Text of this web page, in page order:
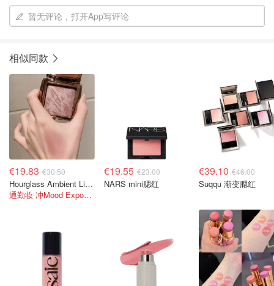
暂无评论，打开App写评论
相似同款
€19.83 €30.50
Hourglass Ambient Lighting 腮红 旅行装
通勤妆 冲Mood Exposure
€19.55 €23.00
NARS mini腮红
€39.10 €46.00
Suqqu 渐变腮红